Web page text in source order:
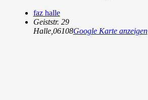
faz halle
Geiststr. 29
Halle, 06108Google Karte anzeigen